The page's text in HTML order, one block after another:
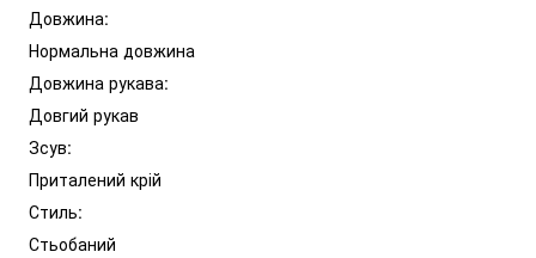
Довжина:
Нормальна довжина
Довжина рукава:
Довгий рукав
Зсув:
Приталений крій
Стиль:
Стьобаний